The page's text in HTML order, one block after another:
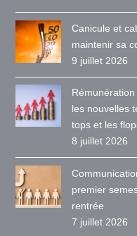
Canicule et
maintenir sa
9 juillet 2026
les nouvelles
tops et les
8 juillet 2026
premier
rentrée
7 juillet 2026